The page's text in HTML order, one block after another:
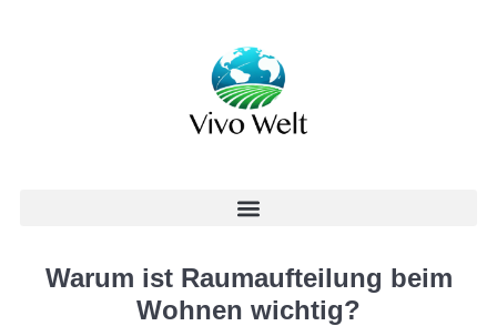
Warum ist Raumaufteilung beim
Wohnen wichtig?